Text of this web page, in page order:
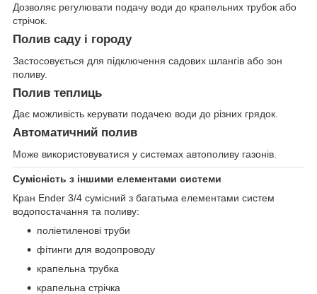
Дозволяє регулювати подачу води до крапельних трубок або
стрічок.
Полив саду і городу
Застосовується для підключення садових шлангів або зон
поливу.
Полив теплиць
Дає можливість керувати подачею води до різних грядок.
Автоматичний полив
Може використовуватися у системах автополиву газонів.
Сумісність з іншими елементами системи
Кран Ender 3/4 сумісний з багатьма елементами систем
водопостачання та поливу:
поліетиленові труби
фітинги для водопроводу
крапельна трубка
крапельна стрічка